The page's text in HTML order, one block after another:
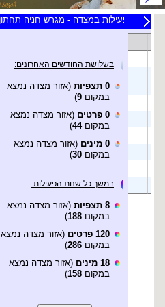
רמת פעילות במצדה - מגרש חניה
20 תצפיות אחרונות
בשלושת החודשים האחרונים:
0 תצפיות
(אזור מצדה נמצא
במקום 9
)
0 פרטים
(אזור מצדה נמצא
במקום44
)
0 מינים
(אזור מצדה נמצא
במקום 30
)
במשך כל שנות הפעילות:
8 תצפיות
(אזור מצדה נמצא
במקום 188
)
120 פרטים
(אזור מצדה נמצא
במקום 286
)
18 מינים
(אזור מצדה נמצא
במקום 158
)
תצפית של
שוורץ
טיבוע שלניר ספיר
24/08/2004
טיבוע שלניר ספיר
טיבוע שלניר ספיר
01/06/1982
תצפית שלרוני לבנה